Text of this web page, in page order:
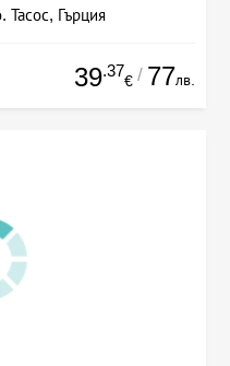
Гърция
39.37
€ / 77лв.